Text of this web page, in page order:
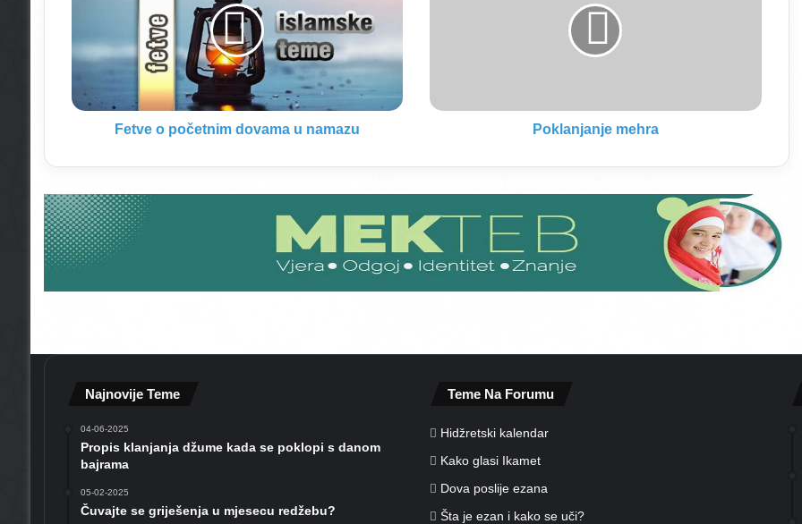
č
n
m
d
o
v
n
Fetve o početnim dovama u namazu
n
m
r
a
Poklanjanje mehra
Najnovije Teme
04-06-2025
Propis klanjanja džume kada se poklopi s danom
bajrama
05-02-2025
Čuvajte se griješenja u mjesecu redžebu?
Teme Na Forumu
Hidžretski kalendar
Kako glasi Ikamet
Dova poslije ezana
Šta je ezan i kako se uči?